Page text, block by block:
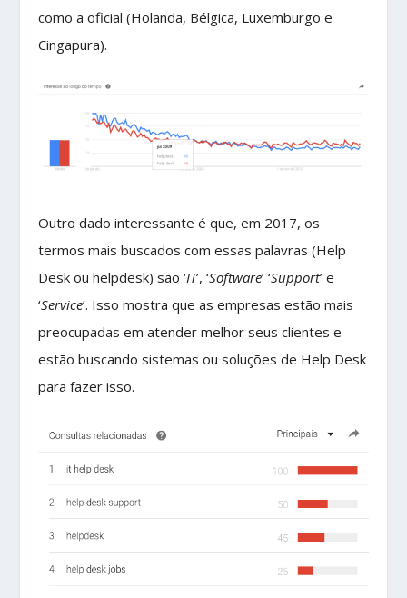
como a oficial (Holanda, Bélgica, Luxemburgo e
Cingapura).
Outro dado interessante é que, em 2017, os
termos mais buscados com essas palavras (Help
Desk ou helpdesk) são ‘IT’, ‘Software’ ‘Support’ e
‘Service’. Isso mostra que as empresas estão mais
preocupadas em atender melhor seus clientes e
estão buscando sistemas ou soluções de Help Desk
para fazer isso.